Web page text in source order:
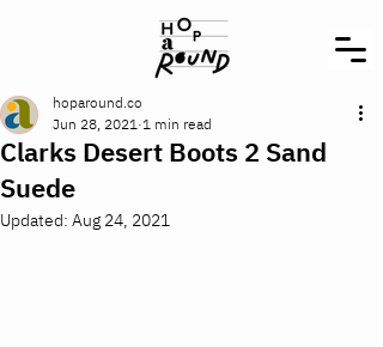
Clarks Desert Boots 2 Sand
Suede
hoparound.co
Jun 28, 2021 1 min read
Updated:Aug 24, 2021